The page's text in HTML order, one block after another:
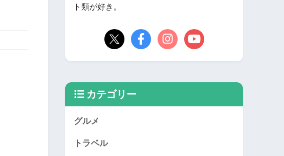
ト類が好き。
カテゴリー
グルメ
トラベル